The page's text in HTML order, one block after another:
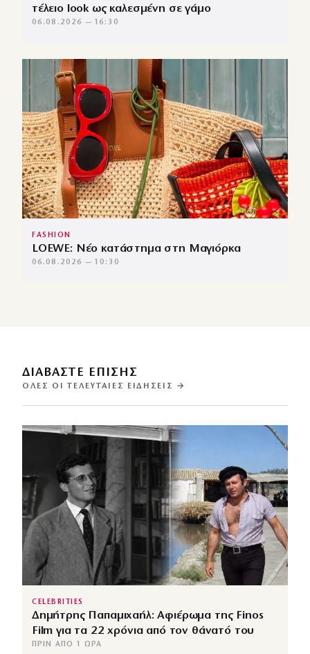
τέλειο look ως καλεσμένη σε γάμο
06.08.2026 — 16:30
FASHION
LOEWE: Νέο κατάστημα στη Μαγιόρκα
06.08.2026 — 10:30
ΔΙΑΒΑΣΤΕ ΕΠΙΣΗΣ
ΌΛΕΣ ΟΙ ΤΕΛΕΥΤΑΊΕΣ ΕΙΔΉΣΕΙΣ →
CELEBRITIES
Δημήτρης Παπαμιχαήλ: Αφιέρωμα της Finos
Film για τα 22 χρόνια από τον θάνατό του
ΠΡΙΝ ΑΠΌ 1 ΏΡΑ